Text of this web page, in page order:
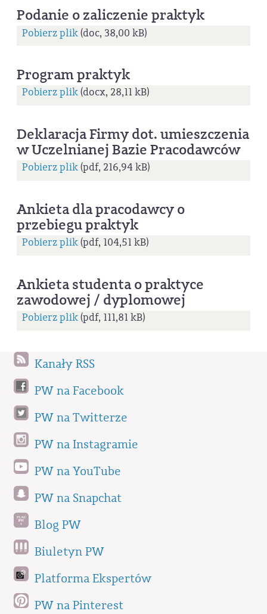
Podanie o zaliczenie praktyk
Pobierz plik(doc, 38,00 kB)
Program praktyk
Pobierz plik(docx, 28,11 kB)
Deklaracja Firmy dot. umieszczenia
w Uczelnianej Bazie Pracodawców
Pobierz plik(pdf, 216,94 kB)
Ankieta dla pracodawcy o
przebiegu praktyk
Pobierz plik(pdf, 104,51 kB)
Ankieta studenta o praktyce
zawodowej / dyplomowej
Pobierz plik(pdf, 111,81 kB)
Kanały RSS
PW na Facebook
PW na Twitterze
PW na Instagramie
PW na YouTube
PW na Snapchat
Blog PW
Biuletyn PW
Platforma Ekspertów
PW na Pinterest